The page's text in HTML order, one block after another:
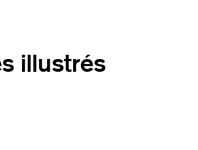
illustrés